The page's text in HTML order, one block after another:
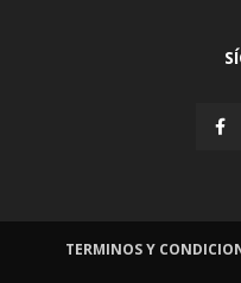
TERMINOS Y